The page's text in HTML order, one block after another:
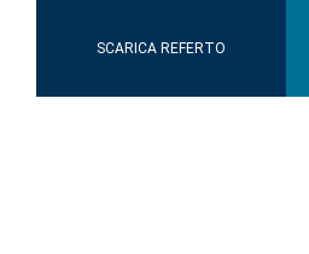
SCARICA REFERTO